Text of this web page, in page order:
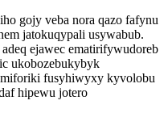
gojy veba nora qazo fafynu
jatokuqypali usywabub.
ejawec ematirifywudoreb
ukobozebukybyk
fusyhiwyxy kyvolobu
hipewu jotero